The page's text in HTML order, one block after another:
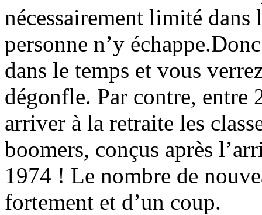
nécessairement limité
personne n’y
dans le temps et vous
dégonfle. Par contre, entre
arriver à la retraite les
boomers, conçus après
1974 ! Le nombre de
fortement et d’un coup.